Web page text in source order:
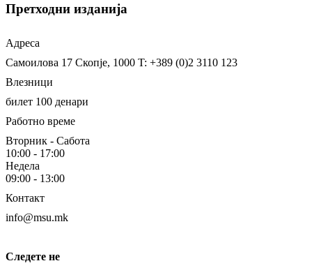
Претходни изданија
Адреса
Самоилова 17 Скопје, 1000 T: +389 (0)2 3110 123
Влезници
билет 100 денари
Работно време
Вторник - Сабота
10:00 - 17:00
Недела
09:00 - 13:00
Контакт
info@msu.mk
Следете не